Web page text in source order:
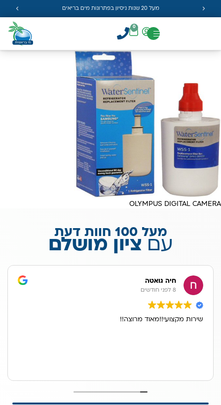
מעל 20 שנות ניסיון בפתרונות מים בריאים
0
OLYMPUS DIGITAL CAMERA
מעל 100 חוות דעת
עםציון מושלם
חיה גואטה
8 לפני חודשים
שירות מקצועי!!מאוד מרוצה!!